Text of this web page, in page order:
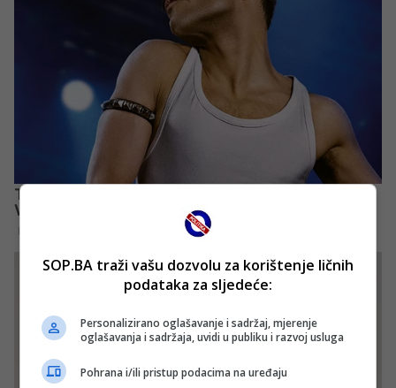
SOP.BA traži vašu dozvolu za korištenje ličnih
podataka za sljedeće:
Personalizirano oglašavanje i sadržaj, mjerenje
oglašavanja i sadržaja, uvidi u publiku i razvoj usluga
Pohrana i/ili pristup podacima na uređaju